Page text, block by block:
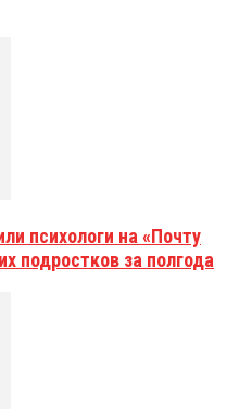
психологи на «Почту
подростков за полгода